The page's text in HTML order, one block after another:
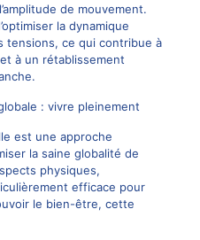
de mouvement.
la dynamique
tensions, ce qui contribue à
à un rétablissement
: vivre pleinement
est une approche
la saine globalité de
physiques,
efficace pour
le bien-être, cette